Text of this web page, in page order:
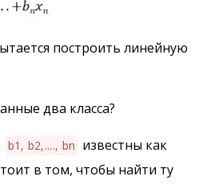
построить линейную
два класса?
b1, b2,...., bn известны как
в том, чтобы найти ту